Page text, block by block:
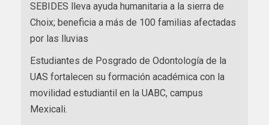
SEBIDES lleva ayuda humanitaria a la sierra de
Choix; beneficia a más de 100 familias afectadas
por las lluvias
Estudiantes de Posgrado de Odontología de la
UAS fortalecen su formación académica con la
movilidad estudiantil en la UABC, campus
Mexicali.